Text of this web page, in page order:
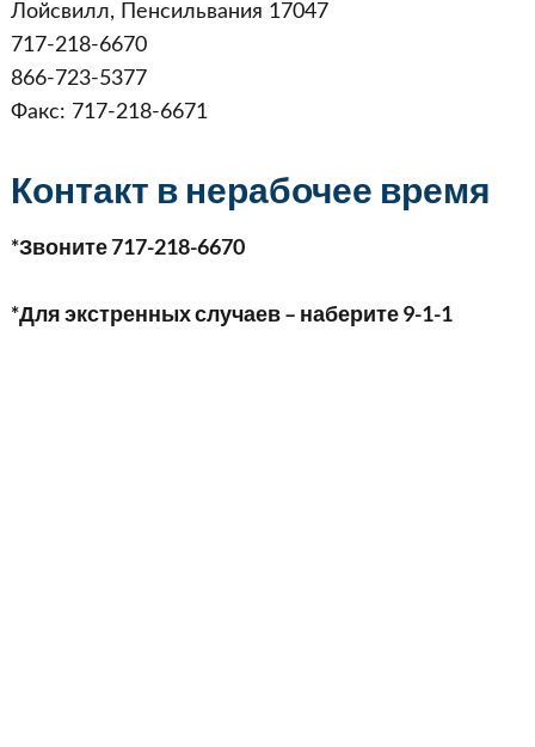
Лойсвилл, Пенсильвания 17047
717-218-6670
866-723-5377
Факс: 717-218-6671
Контакт в нерабочее время
*Звоните 717-218-6670
*Для экстренных случаев – наберите 9-1-1